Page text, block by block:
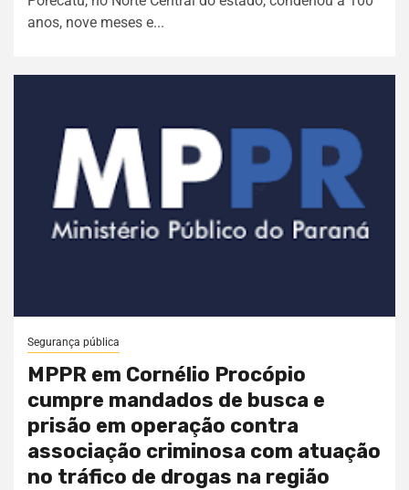
anos, nove meses e...
Segurança pública
MPPR em Cornélio Procópio
cumpre mandados de busca e
prisão em operação contra
associação criminosa com atuação
no tráfico de drogas na região